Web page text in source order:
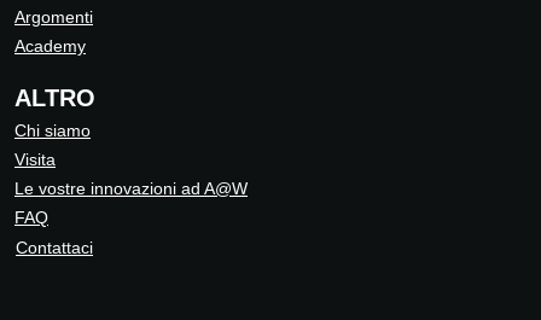
Argomenti
Academy
ALTRO
Chi siamo
Visita
Le vostre innovazioni ad A@W
FAQ
Contattaci